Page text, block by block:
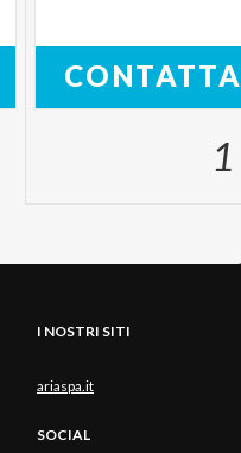
CONTATTA
1
I NOSTRI SITI
ariaspa.it
SOCIAL